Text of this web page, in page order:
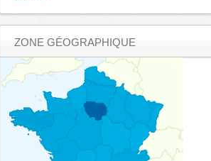
ZONE GÉOGRAPHIQUE